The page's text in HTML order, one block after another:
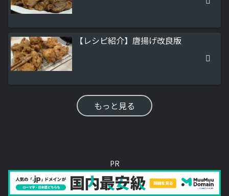
【レシピ紹介】唐揚げ改良版
もっと見る
PR